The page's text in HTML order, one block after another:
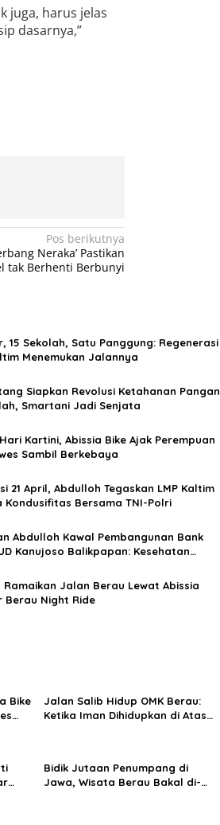
juga, harus jelas
dasarnya,”
Pos berikutnya
Neraka’ Pastikan
tak Berhenti Berbunyi
15 Sekolah, Satu Panggung: Regenerasi
Menemukan Jalannya
Siapkan Revolusi Ketahanan Pangan
Smartani Jadi Senjata
Kartini, Abissia Bike Ajak Perempuan
Sambil Berkebaya
21 April, Abdulloh Tegaskan LMP Kaltim
Kondusifitas Bersama TNI-Polri
Abdulloh Kawal Pembangunan Bank
Kanujoso Balikpapan: Kesehatan
Ramaikan Jalan Berau Lewat Abissia
Berau Night Ride
Bike
Jalan Salib Hidup OMK Berau:
Ketika Iman Dihidupkan di Atas
Bidik Jutaan Penumpang di
Jawa, Wisata Berau Bakal di-